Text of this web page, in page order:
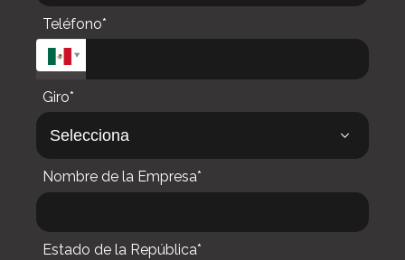
Teléfono*
Giro*
Nombre de la Empresa*
Estado de la República*